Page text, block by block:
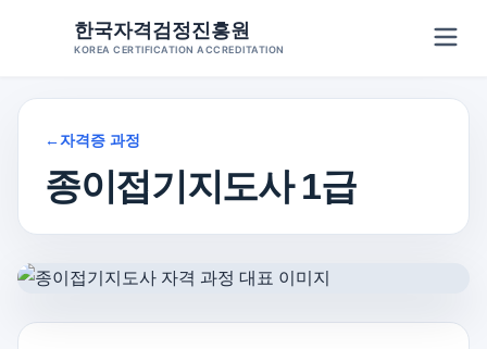
←자격증 과정
종이접기지도사 1급
한국자격검정진흥원
KOREA CERTIFICATION ACCREDITATION